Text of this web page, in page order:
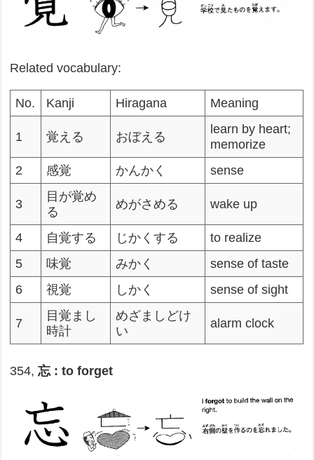
Related vocabulary:
No. Kanji Hiragana Meaning
1 覚える おぼえる
learn by heart;
memorize
2
感覚 かんかく sense
3
目が覚め
る
めがさめる wake up
4 自覚する じかくする
to realize
5
味覚 みかく
sense of taste
6
視覚 しかく sense of sight
7
目覚まし
時計
めざましどけ
い
alarm clock
354,忘 : to forget